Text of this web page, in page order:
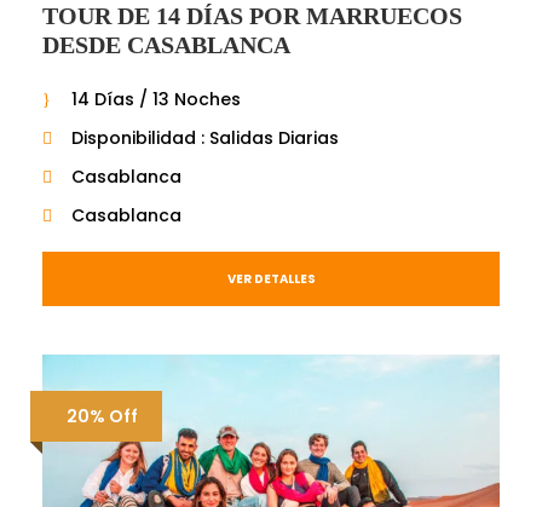
TOUR DE 14 DÍAS POR MARRUECOS
DESDE CASABLANCA
14 Días / 13 Noches
Disponibilidad : Salidas Diarias
Casablanca
Casablanca
VER DETALLES
20% Off